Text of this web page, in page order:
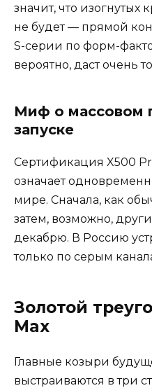
значит, что изогнутых
не будет — прямой
S-серии по форм-
вероятно, даст очень
Миф о массовом
запуске
Сертификация X500
означает
мире. Сначала, как
затем, возможно,
декабрю. В Россию
только по серым
Золотой
Max
Главные козыри
выстраиваются в три